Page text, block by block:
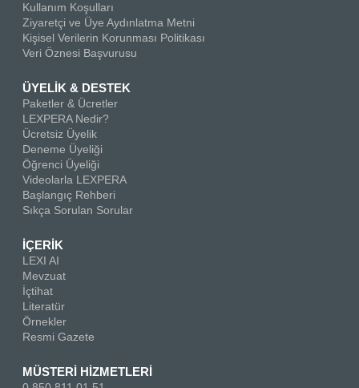
Kullanım Koşulları
Ziyaretçi ve Üye Aydınlatma Metni
Kişisel Verilerin Korunması Politikası
Veri Öznesi Başvurusu
ÜYELİK & DESTEK
Paketler & Ücretler
LEXPERA Nedir?
Ücretsiz Üyelik
Deneme Üyeliği
Öğrenci Üyeliği
Videolarla LEXPERA
Başlangıç Rehberi
Sıkça Sorulan Sorular
İÇERİK
LEXI AI
Mevzuat
İçtihat
Literatür
Örnekler
Resmi Gazete
MÜSTERİ HİZMETLERİ